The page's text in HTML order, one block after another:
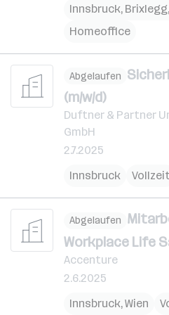
Innsbruck, Brixlegg,
Homeoffice
Abgelaufen
(m/w/d)
Duftner & Partner
GmbH
2.7.2025
Innsbruck
Abgelaufen
Workplace Life
Accenture
2.6.2025
Innsbruck,Wien